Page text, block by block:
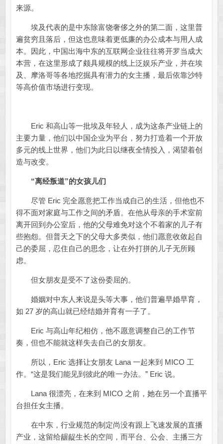
来源。
埃及代表的是中东除富饶奢侈之外的第二面，这里普
遍贫穷且落后，但这也意味着更低廉的办公成本与用人成
本。因此，中国出海中东的互联网企业往往将开罗当成大
本营，在这里形成了颇具规模的线上泛娱乐产业，并在埃
及、摩洛哥等各地挖掘具有潜力的女主播，最后依靠沙特
等高价值市场进行变现。
Eric 和高山等一批埃及年轻人，成为这条产业链上的
主要力量，他们以中国企业为平台，努力打造着一个开放
多元的线上世界，他们为此日以继夜全情投入，渴望着创
造与改变。
“离经叛道”的女孩儿们
尽管 Eric 完全愿意把工作当成自己的生活，但他也不
得不面对家庭与工作之间的矛盾。在他从母亲的手术室前
离开回到办公室后，他的父母难免对这个不着家的儿子有
些抱怨。但普天之下的父母大多类似，他们愿意收敛起自
己的委屈，忍住自己的思念，让在外打拼的儿子无所顾
虑。
但女朋友是受不了这份委屈的。
婚姻对中东人来说是头等大事，他们普遍早婚早育，
如 27 岁的高山就已经结婚并育有一子了。
Eric 与高山年纪相仿，他不愿意调整自己的工作节
奏，但也不能就这样失去自己的女朋友。
所以，Eric 选择让女朋友 Lana 一起来到 MICO 工
作。“这是我们能见到彼此的唯一办法。” Eric 说。
Lana 很漂亮，在来到 MICO 之前，她在另一个直播平
台担任女主播。
在中东，行业规范的制定尚没有跟上飞速发展的直播
产业，这留给龌龊生长的空间，而平台、公会、主播三方